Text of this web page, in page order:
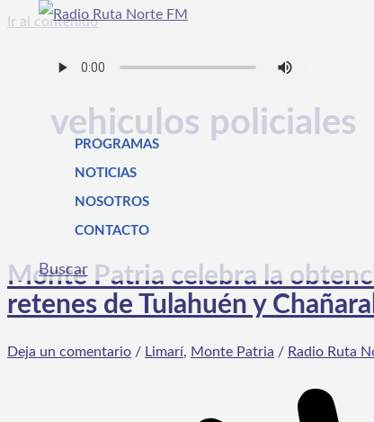
Ir al contenido
PROGRAMAS
NOTICIAS
NOSOTROS
CONTACTO
Buscar
vehiculos policiales
Monte Patria celebra la
retenes de Tulahuén y
Deja un comentario / Limarí, Monte Patria / Radio Ruta